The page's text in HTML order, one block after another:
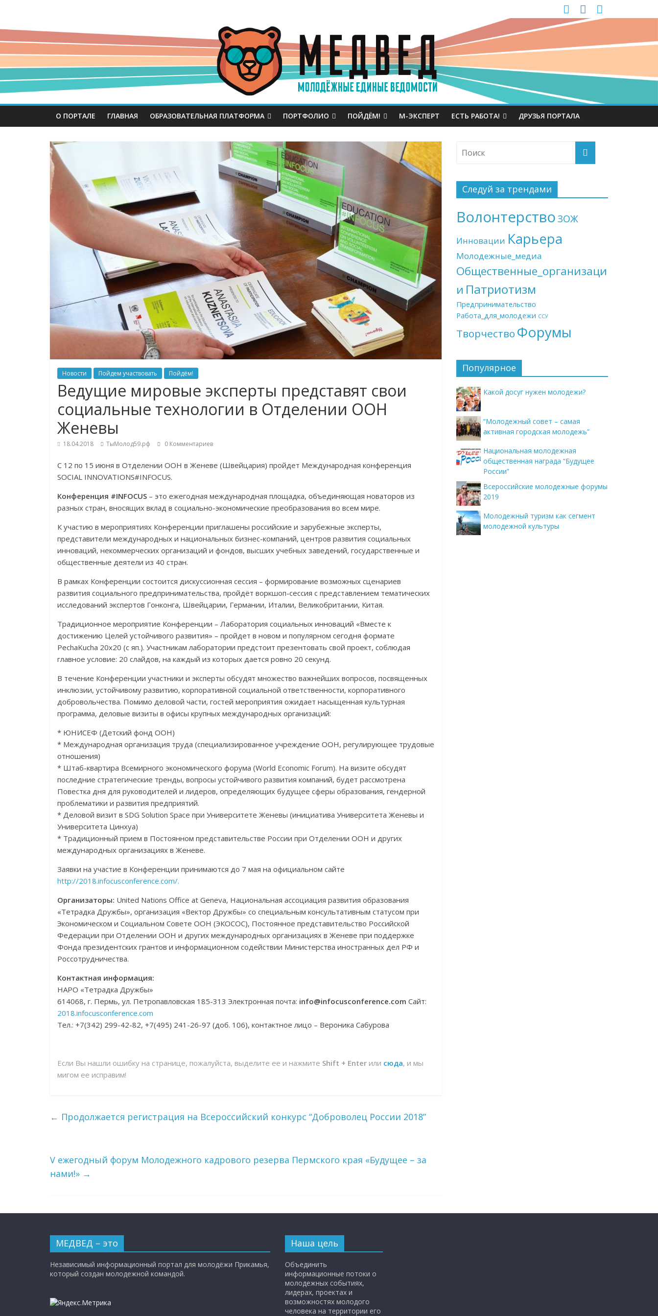
О ПОРТАЛЕ ГЛАВНАЯ ОБРАЗОВАТЕЛЬНАЯ ПЛАТФОРМА ПОРТФОЛИО ПОЙДЁМ! М-ЭКСПЕРТ ЕСТЬ РАБОТА! ДРУЗЬЯ ПОРТАЛА
Новости Пойдем участвовать Пойдём!
Ведущие мировые эксперты представят свои
социальные технологии в Отделении ООН
Женевы
18.04.2018 ТыМолод59.рф 0 Комментариев
С 12 по 15 июня в Отделении ООН в Женеве (Швейцария) пройдет Международная конференция
SOCIAL INNOVATIONS#INFOCUS.
Конференция #INFOCUS – это ежегодная международная площадка, объединяющая новаторов из
разных стран, вносящих вклад в социально-экономические преобразования во всем мире.
К участию в мероприятиях Конференции приглашены российские и зарубежные эксперты,
представители международных и национальных бизнес-компаний, центров развития социальных
инноваций, некоммерческих организаций и фондов, высших учебных заведений, государственные и
общественные деятели из 40 стран.
В рамках Конференции состоится дискуссионная сессия – формирование возможных сценариев
развития социального предпринимательства, пройдёт воркшоп-сессия с представлением тематических
исследований экспертов Гонконга, Швейцарии, Германии, Италии, Великобритании, Китая.
Традиционное мероприятие Конференции – Лаборатория социальных инноваций «Вместе к
достижению Целей устойчивого развития» – пройдет в новом и популярном сегодня формате
PechaKucha 20x20 (с яп.). Участникам лаборатории предстоит презентовать свой проект, соблюдая
главное условие: 20 слайдов, на каждый из которых дается ровно 20 секунд.
В течение Конференции участники и эксперты обсудят множество важнейших вопросов, посвященных
инклюзии, устойчивому развитию, корпоративной социальной ответственности, корпоративного
добровольчества. Помимо деловой части, гостей мероприятия ожидает насыщенная культурная
программа, деловые визиты в офисы крупных международных организаций:
* ЮНИСЕФ (Детский фонд ООН)
* Международная организация труда (специализированное учреждение ООН, регулирующее трудовые
отношения)
* Штаб-квартира Всемирного экономического форума (World Economic Forum). На визите обсудят
последние стратегические тренды, вопросы устойчивого развития компаний, будет рассмотрена
Повестка дня для руководителей и лидеров, определяющих будущее сферы образования, гендерной
проблематики и развития предприятий.
* Деловой визит в SDG Solution Space при Университете Женевы (инициатива Университета Женевы и
Университета Цинхуа)
* Традиционный прием в Постоянном представительстве России при Отделении ООН и других
международных организациях в Женеве.
Заявки на участие в Конференции принимаются до 7 мая на официальном сайте
http://2018.infocusconference.com/.
Организаторы: United Nations Office at Geneva, Национальная ассоциация развития образования
«Тетрадка Дружбы», организация «Вектор Дружбы» со специальным консультативным статусом при
Экономическом и Социальном Совете ООН (ЭКОСОС), Постоянное представительство Российской
Федерации при Отделении ООН и других международных организациях в Женеве при поддержке
Фонда президентских грантов и информационном содействии Министерства иностранных дел РФ и
Россотрудничества.
Контактная информация:
НАРО «Тетрадка Дружбы»
614068, г. Пермь, ул. Петропавловская 185-313 Электронная почта: info@infocusconference.com Сайт:
2018.infocusconference.com
Тел.: +7(342) 299-42-82, +7(495) 241-26-97 (доб. 106), контактное лицо – Вероника Сабурова
Если Вы нашли ошибку на странице, пожалуйста, выделите ее и нажмите Shift + Enter или сюда, и мы
мигом ее исправим!
← Продолжается регистрация на Всероссийский конкурс “Доброволец России 2018”
V ежегодный форум Молодежного кадрового резерва Пермского края «Будущее – за
нами!» →
Следуй за трендами
ВолонтерствоЗОЖ
Инновации Карьера
Молодежные_медиа
Общественные_организаци
и Патриотизм
Предпринимательство
Работа_для_молодежи ССУ
Творчество Форумы
Популярное
Какой досуг нужен молодежи?
“Молодежный совет – самая
активная городская молодежь”
Национальная молодежная
общественная награда “Будущее
России”
Всероссийские молодежные форумы
2019
Молодежный туризм как сегмент
молодежной культуры
МЕДВЕД – это
Независимый информационный портал для молодёжи Прикамья,
который создан молодежной командой.
Наша цель
Объединить
информационные потоки о
молодежных событиях,
лидерах, проектах и
возможностях молодого
человека на территории его